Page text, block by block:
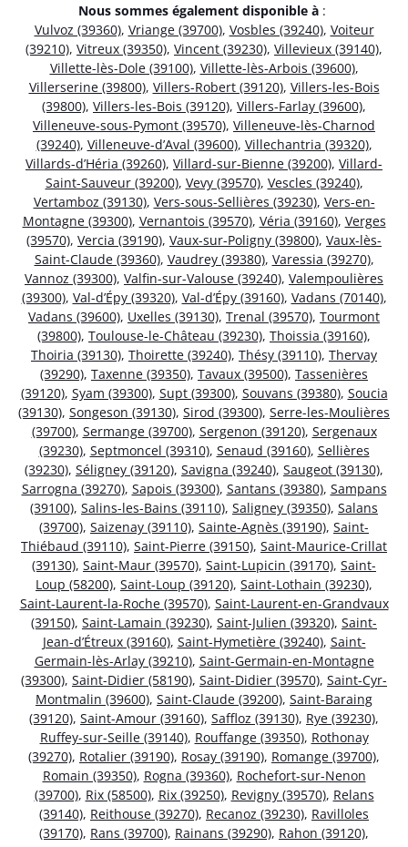
Nous sommes également disponible à :
Vulvoz (39360), Vriange (39700), Vosbles (39240), Voiteur
(39210), Vitreux (39350), Vincent (39230), Villevieux (39140),
Villette-lès-Dole (39100), Villette-lès-Arbois (39600),
Villerserine (39800), Villers-Robert (39120), Villers-les-Bois
(39800), Villers-les-Bois (39120), Villers-Farlay (39600),
Villeneuve-sous-Pymont (39570), Villeneuve-lès-Charnod
(39240), Villeneuve-d’Aval (39600), Villechantria (39320),
Villards-d’Héria (39260), Villard-sur-Bienne (39200), Villard-
Saint-Sauveur (39200), Vevy (39570), Vescles (39240),
Vertamboz (39130), Vers-sous-Sellières (39230), Vers-en-
Montagne (39300), Vernantois (39570), Véria (39160), Verges
(39570), Vercia (39190), Vaux-sur-Poligny (39800), Vaux-lès-
Saint-Claude (39360), Vaudrey (39380), Varessia (39270),
Vannoz (39300), Valfin-sur-Valouse (39240), Valempoulières
(39300), Val-d’Épy (39320), Val-d’Épy (39160), Vadans (70140),
Vadans (39600), Uxelles (39130), Trenal (39570), Tourmont
(39800), Toulouse-le-Château (39230), Thoissia (39160),
Thoiria (39130), Thoirette (39240), Thésy (39110), Thervay
(39290), Taxenne (39350), Tavaux (39500), Tassenières
(39120), Syam (39300), Supt (39300), Souvans (39380), Soucia
(39130), Songeson (39130), Sirod (39300), Serre-les-Moulières
(39700), Sermange (39700), Sergenon (39120), Sergenaux
(39230), Septmoncel (39310), Senaud (39160), Sellières
(39230), Séligney (39120), Savigna (39240), Saugeot (39130),
Sarrogna (39270), Sapois (39300), Santans (39380), Sampans
(39100), Salins-les-Bains (39110), Saligney (39350), Salans
(39700), Saizenay (39110), Sainte-Agnès (39190), Saint-
Thiébaud (39110), Saint-Pierre (39150), Saint-Maurice-Crillat
(39130), Saint-Maur (39570), Saint-Lupicin (39170), Saint-
Loup (58200), Saint-Loup (39120), Saint-Lothain (39230),
Saint-Laurent-la-Roche (39570), Saint-Laurent-en-Grandvaux
(39150), Saint-Lamain (39230), Saint-Julien (39320), Saint-
Jean-d’Étreux (39160), Saint-Hymetière (39240), Saint-
Germain-lès-Arlay (39210), Saint-Germain-en-Montagne
(39300), Saint-Didier (58190), Saint-Didier (39570), Saint-Cyr-
Montmalin (39600), Saint-Claude (39200), Saint-Baraing
(39120), Saint-Amour (39160), Saffloz (39130), Rye (39230),
Ruffey-sur-Seille (39140), Rouffange (39350), Rothonay
(39270), Rotalier (39190), Rosay (39190), Romange (39700),
Romain (39350), Rogna (39360), Rochefort-sur-Nenon
(39700), Rix (58500), Rix (39250), Revigny (39570), Relans
(39140), Reithouse (39270), Recanoz (39230), Ravilloles
(39170), Rans (39700), Rainans (39290), Rahon (39120),